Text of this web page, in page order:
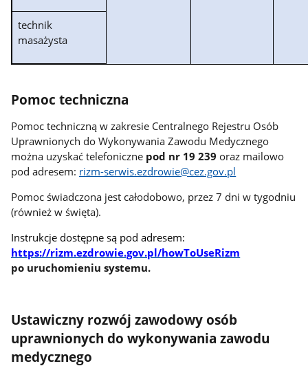
technik
masażysta
Pomoc techniczna
Pomoc techniczną w zakresie Centralnego Rejestru Osób
Uprawnionych do Wykonywania Zawodu Medycznego
można uzyskać telefoniczne pod nr 19 239 oraz mailowo
pod adresem: rizm-serwis.ezdrowie@cez.gov.pl
Pomoc świadczona jest całodobowo, przez 7 dni w tygodniu
(również w święta).
Instrukcje dostępne są pod adresem:
https://rizm.ezdrowie.gov.pl/howToUseRizm
po uruchomieniu systemu.
Ustawiczny rozwój zawodowy osób
uprawnionych do wykonywania zawodu
medycznego